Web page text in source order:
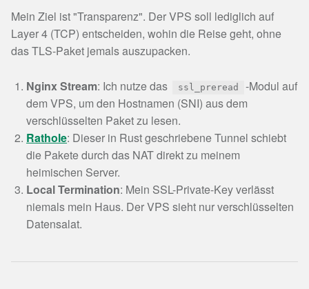
Mein Ziel ist "Transparenz". Der VPS soll lediglich auf
Layer 4 (TCP) entscheiden, wohin die Reise geht, ohne
das TLS-Paket jemals auszupacken.
Nginx Stream: Ich nutze das ssl_preread
-Modul auf
dem VPS, um den Hostnamen (SNI) aus dem
verschlüsselten Paket zu lesen.
Rathole: Dieser in Rust geschriebene Tunnel schiebt
die Pakete durch das NAT direkt zu meinem
heimischen Server.
Local Termination: Mein SSL-Private-Key verlässt
niemals mein Haus. Der VPS sieht nur verschlüsselten
Datensalat.